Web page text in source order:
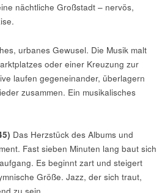
nächtliche Großstadt – nervös,
urbanes Gewusel. Die Musik malt
oder einer Kreuzung zur
laufen gegeneinander, überlagern
zusammen. Ein musikalisches
Das Herzstück des Albums und
Fast sieben Minuten lang baut sich
Es beginnt zart und steigert
Größe. Jazz, der sich traut,